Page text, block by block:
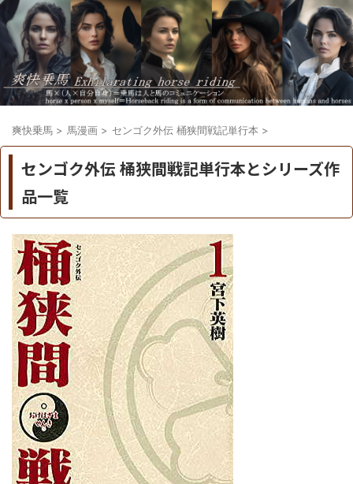
爽快乗馬 > 馬漫画 > センゴク外伝 桶狭間戦記単行本 >
センゴク外伝 桶狭間戦記単行本とシリーズ作
品一覧